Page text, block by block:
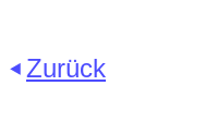
Zurück